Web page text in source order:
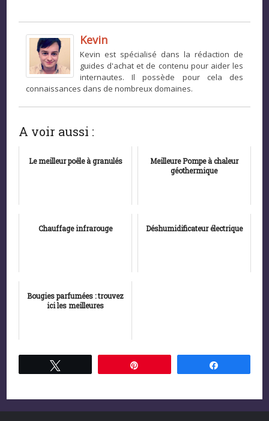
Kevin
Kevin est spécialisé dans la rédaction de
guides d'achat et de contenu pour aider les
internautes. Il possède pour cela des
connaissances dans de nombreux domaines.
A voir aussi :
Le meilleur poêle à granulés
Meilleure Pompe à chaleur
géothermique
Chauffage infrarouge Déshumidificateur électrique
Bougies parfumées : trouvez
ici les meilleures